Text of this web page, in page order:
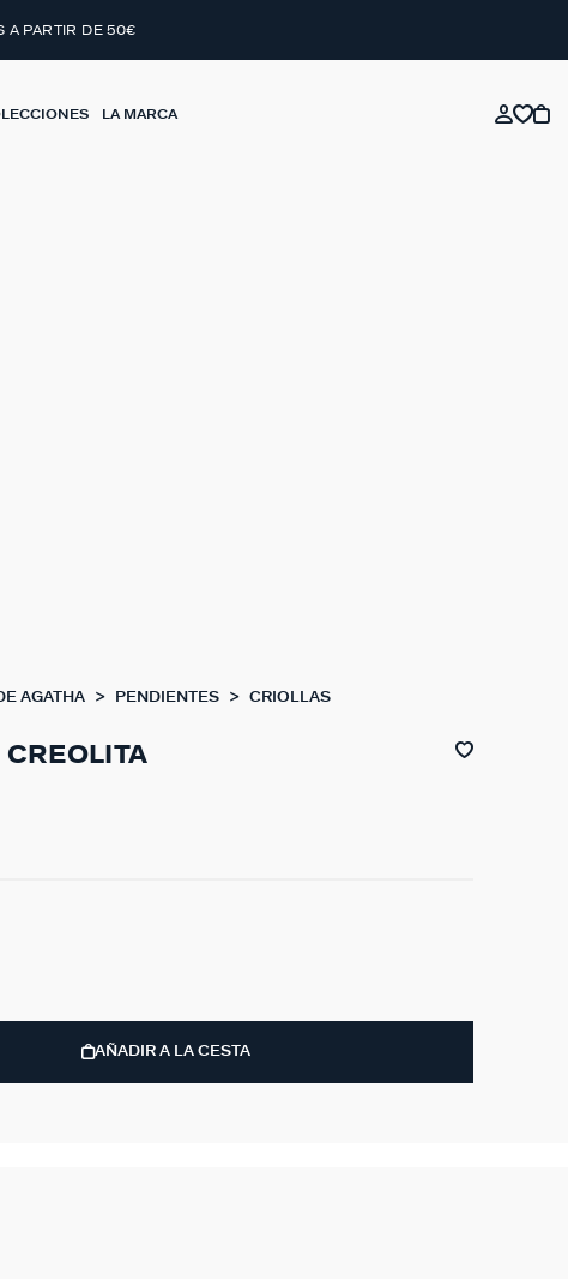
A PARTIR DE 50€
LA MARCA
AGATHA PENDIENTES CRIOLLAS
AÑADIR A LA CESTA